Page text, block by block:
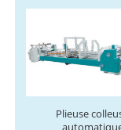
Plieuse